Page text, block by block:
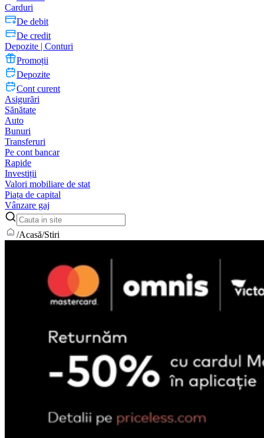
Carduri
De debit
De credit
Depozite | Conturi
Promoții
Depozite
Cont curent
Asigurări
Sănătate
Auto
Bunuri
Transferuri
Pe cont bancar
Rapide
Investiții
Valori mobiliare de stat
Piața de capital
Vânzare gaj
/Acasă/Stiri